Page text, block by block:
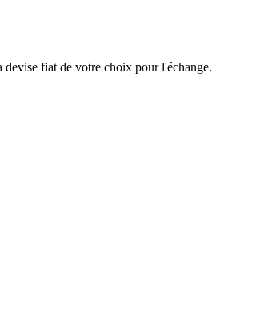
fiat de votre choix pour l'échange.